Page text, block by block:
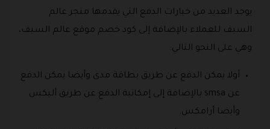
يوجد العديد من خيارات الدفع التي يقدمها متجر عالم
السيف للعملاء بالإضافة إلى كود خصم موقع عالم السيف،
وهي على النحو التالي:
أولا يمكن الدفع عن طريق بطاقة مدى وأيضا يمكن الدفع
عن smsa بالإضافة إلى إمكانية الدفع عن طريق أليكس
وأيضا أرامكس.